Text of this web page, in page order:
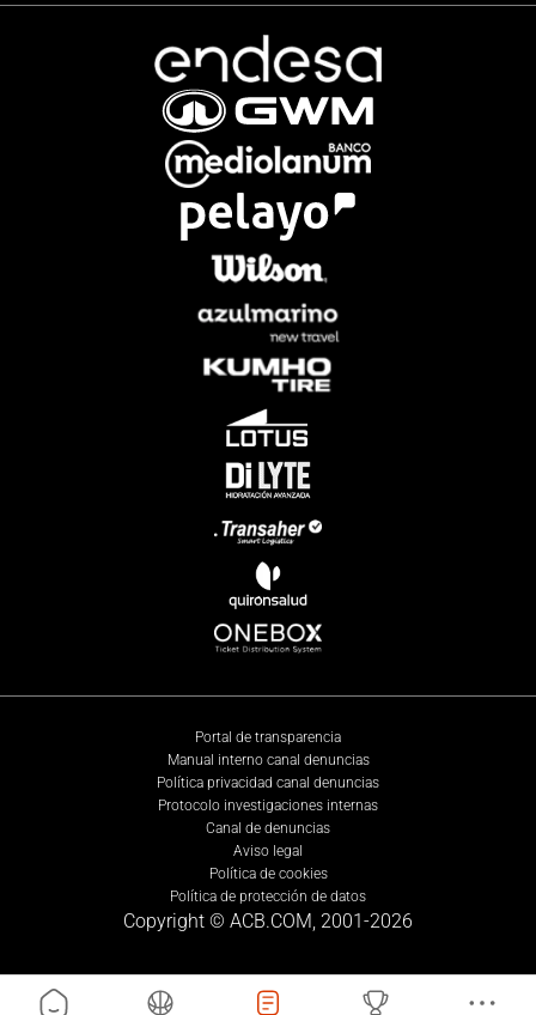
Portal de transparencia
Manual interno canal denuncias
Política privacidad canal denuncias
Protocolo investigaciones internas
Canal de denuncias
Aviso legal
Política de cookies
Política de protección de datos
Copyright © ACB.COM, 2001-2026